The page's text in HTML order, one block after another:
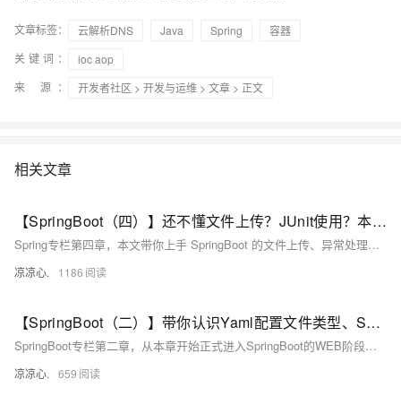
文章标签： 云解析DNS Java Spring
容器
关键词：
ioc aop
来 源：
开发者社区 > 开发与运维 > 文章 > 正文
相关文章
【SpringBoot（四）】还不懂文件上传？JUnit使用？本文带你了解SpringBoot的文件上传、异常处理、组件注入等知识！并且带你领悟JUnit单元测试的使用！
Spring专栏第四章，本文带你上手 SpringBoot 的文件上传、异常处理、组件注入等功能 并且为你演示Junit5的基础上手体验
凉凉心. 1186
【SpringBoot（二）】带你认识Yaml配置文件类型、SpringMVC的资源访问路径 和 静态资源配置的原理！
SpringBoot专栏第二章，从本章开始正式进入SpringBoot的WEB阶段开发，本章先带你认识yaml配置文件和资源的路径配置原理，以方便在后面的文章中打下基础
凉凉心. 659